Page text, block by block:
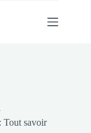
Tout savoir